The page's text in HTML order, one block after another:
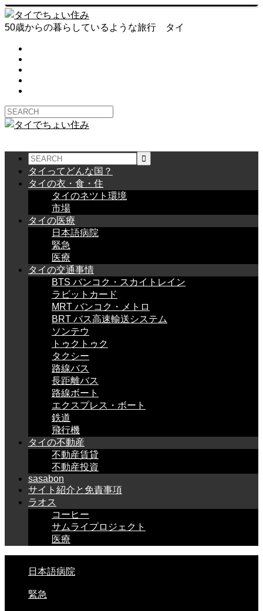
50歳からの暮らしているような旅行 タイ
タイってどんな国？
タイの衣・食・住
タイのネツト環境
市場
タイの医療
日本語病院
緊急
医療
タイの交通事情
BTS バンコク・スカイトレイン
ラビットカード
MRT バンコク・メトロ
BRT バス高速輸送システム
ソンテウ
トゥクトゥク
タクシー
路線バス
長距離バス
路線ボート
エクスプレス・ボート
鉄道
飛行機
タイの不動産
不動産賃貸
不動産投資
sasabon
サイト紹介と免責事項
ラオス
コーヒー
サムライプロジェクト
医療
日本語病院
緊急